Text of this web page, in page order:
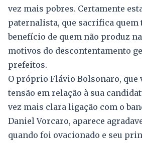
vez mais pobres. Certamente
paternalista, que sacrifica quem
benefício de quem não produz
motivos do descontentamento
prefeitos.
O próprio Flávio Bolsonaro, que
tensão em relação à sua
vez mais clara ligação com o
Daniel Vorcaro, aparece
quando foi ovacionado e seu